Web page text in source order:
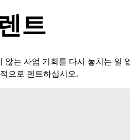
렌트
는 사업 기회를 다시 놓치는 일
으로 렌트하십시오.